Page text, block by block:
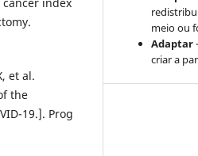
et al.
the
19.]. Prog
meio ou
Adaptar
criar a